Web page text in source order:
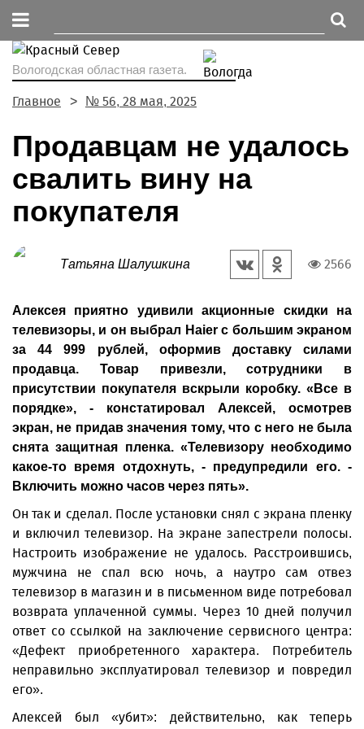
Вологодская областная газета.
Главное № 56, 28 мая, 2025
Продавцам не удалось
свалить вину на
покупателя
Татьяна Шалушкина 2566
Алексея приятно удивили акционные скидки на
телевизоры, и он выбрал Haier с большим экраном
за 44 999 рублей, оформив доставку силами
продавца. Товар привезли, сотрудники в
присутствии покупателя вскрыли коробку. «Все в
порядке», - констатировал Алексей, осмотрев
экран, не придав значения тому, что с него не была
снята защитная пленка. «Телевизору необходимо
какое-то время отдохнуть, - предупредили его. -
Включить можно часов через пять».
Он так и сделал. После установки снял с экрана пленку
и включил телевизор. На экране запестрели полосы.
Настроить изображение не удалось. Расстроившись,
мужчина не спал всю ночь, а наутро сам отвез
телевизор в магазин и в письменном виде потребовал
возврата уплаченной суммы. Через 10 дней получил
ответ со ссылкой на заключение сервисного центра:
«Дефект приобретенного характера. Потребитель
неправильно эксплуатировал телевизор и повредил
его».
Алексей был «убит»: действительно, как теперь